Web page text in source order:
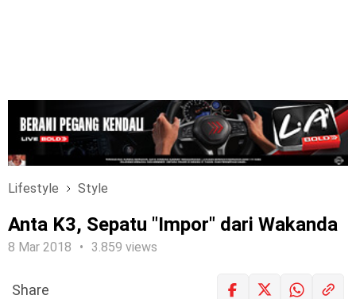
Lifestyle Style
Anta K3, Sepatu "Impor" dari Wakanda
8 Mar 2018 3.859 views
Share